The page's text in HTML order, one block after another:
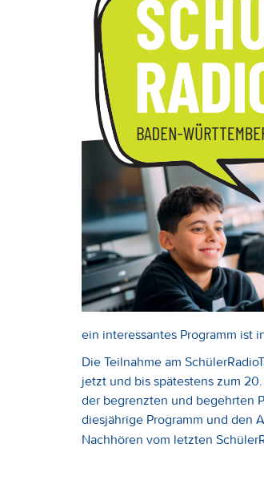
ein interessantes Programm ist
Die Teilnahme am
jetzt und bis spätestens zum
der begrenzten und begehrten
diesjährige Programm und den
Nachhören vom letzten